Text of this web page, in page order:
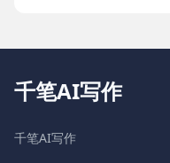
千笔AI写作
千笔AI写作